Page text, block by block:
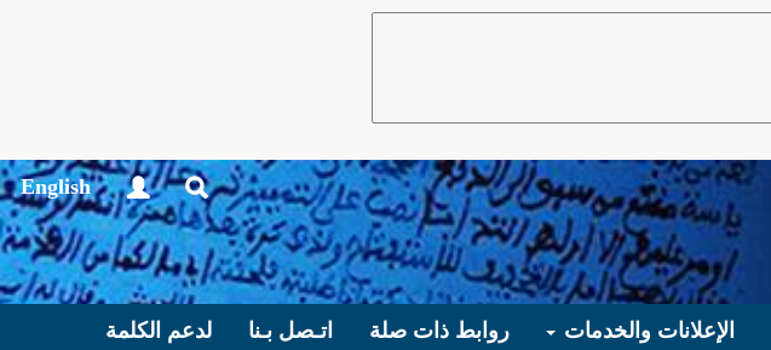
English
الإعلانات والخدمات روابط ذات صلة اتـصل بـنا لدعم الكلمة